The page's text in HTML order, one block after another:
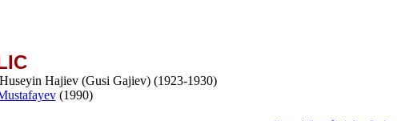
Hajiev (Gusi Gajiev) (1923-1930)
(1990)